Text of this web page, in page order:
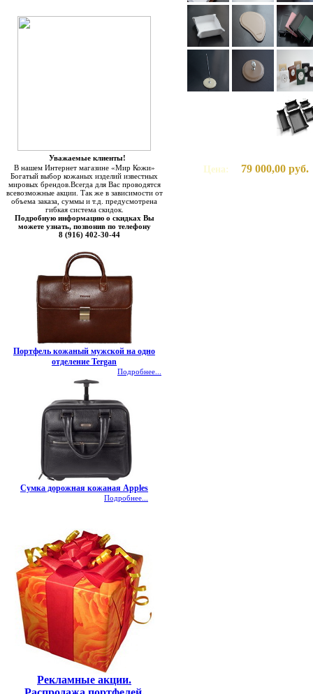
Уважаемые клиенты!
В нашем Интернет магазине «Мир Кожи»
Богатый выбор кожаных изделий известных
мировых брендов.Всегда для Вас проводятся
всевозможные акции. Так же в зависимости от
объема заказа, суммы и т.д. предусмотрена
гибкая система скидок.
Подробную информацию о скидках Вы
можете узнать, позвонив по телефону
8 (916) 402-30-44
Портфель кожаный мужской на одно
отделение Tergan
Подробнее...
Сумка дорожная кожаная Apples
Подробнее...
Рекламные акции.
Цена: 79 000,00 руб.